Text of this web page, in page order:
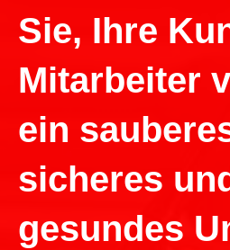
Sie, Ihre
Mitarbeiter
ein
sicheres
gesundes